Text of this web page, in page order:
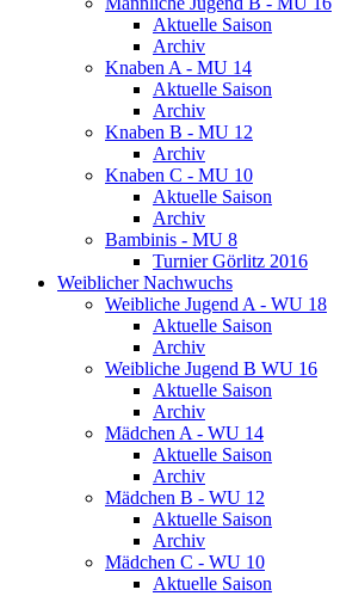
Aktuelle Saison
Archiv
Knaben A - MU 14
Aktuelle Saison
Archiv
Knaben B - MU 12
Archiv
Knaben C - MU 10
Aktuelle Saison
Archiv
Bambinis - MU 8
Turnier Görlitz 2016
Weiblicher Nachwuchs
Weibliche Jugend A - WU 18
Aktuelle Saison
Archiv
Weibliche Jugend B WU 16
Aktuelle Saison
Archiv
Mädchen A - WU 14
Aktuelle Saison
Archiv
Mädchen B - WU 12
Aktuelle Saison
Archiv
Mädchen C - WU 10
Aktuelle Saison